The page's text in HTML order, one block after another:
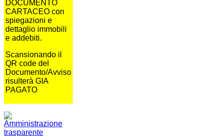
DOCUMENTO
CARTACEO con
spiegazioni e
dettaglio immobili
e addebiti.
Scansionando il
QR code del
Documento/Avviso
risulterà GIA
PAGATO